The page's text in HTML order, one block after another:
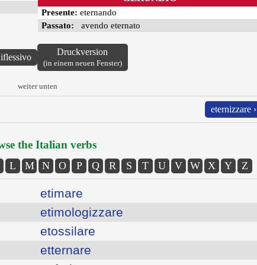
Presente: eternando
Passato: avendo eternato
Druckversion
(in einem neuen Fenster)
weiter unten
eternizzare ›
the Italian verbs
L M N O P Q R S T U V W X Y Z
etimare
etimologizzare
etossilare
etternare